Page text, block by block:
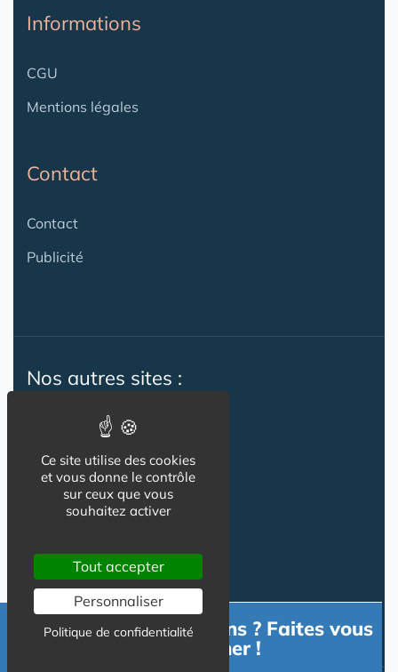
Informations
CGU
Mentions légales
Contact
Contact
Publicité
Nos autres sites :
Capgeris.com
Seniorissimmo.com
Emploi-formation-sante.com
Aidant.info
Creche-et-naissance.com
Co-Living & Co-Working
Besoin d'informations ? Faites vous
accompagner !
Ce site utilise des cookies
et vous donne le contrôle
sur ceux que vous
souhaitez activer
Tout accepter
Personnaliser
Politique de confidentialité